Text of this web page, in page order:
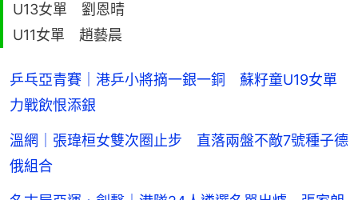
U13女單 劉恩晴
U11女單 趙藝晨
乒乓亞青賽｜港乒小將摘一銀一銅 蘇籽童U19女單
力戰飲恨添銀
溫網｜張瑋桓女雙次圈止步 直落兩盤不敵7號種子德
俄組合